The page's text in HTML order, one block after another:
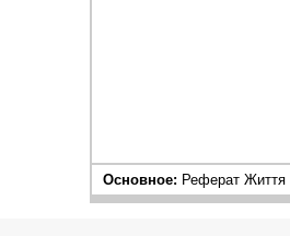
Основное: Реферат Життя